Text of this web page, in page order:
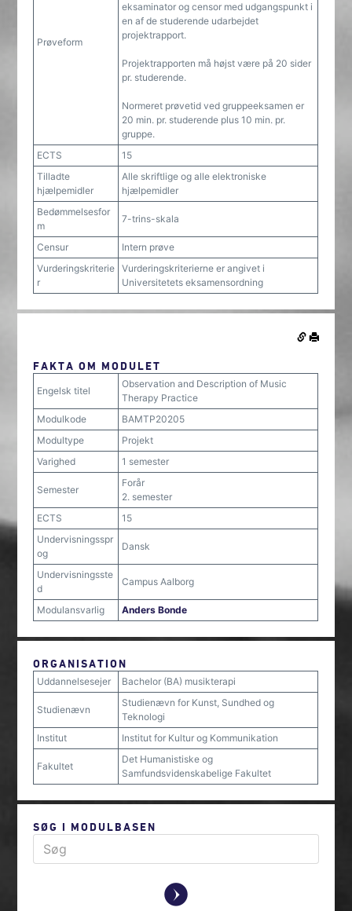
Prøveform
eksaminator og censor med udgangspunkt i
en af de studerende udarbejdet
projektrapport.
Projektrapporten må højst være på 20 sider
pr. studerende.
Normeret prøvetid ved gruppeeksamen er
20 min. pr. studerende plus 10 min. pr.
gruppe.
ECTS
15
Tilladte
hjælpemidler
Alle skriftlige og alle elektroniske
hjælpemidler
Bedømmelsesfor
m
7-trins-skala
Censur
Intern prøve
Vurderingskriterie
r
Vurderingskriterierne er angivet i
Universitetets eksamensordning
FAKTA OM MODULET
Engelsk titel
Observation and Description of Music
Therapy Practice
Modulkode
BAMTP20205
Modultype
Projekt
Varighed
1 semester
Semester
Forår
2. semester
ECTS
15
Undervisningsspr
og
Dansk
Undervisningsste
d
Campus Aalborg
Modulansvarlig Anders Bonde
ORGANISATION
Uddannelsesejer Bachelor (BA) musikterapi
Studienævn
Studienævn for Kunst, Sundhed og
Teknologi
Institut
Institut for Kultur og Kommunikation
Fakultet
Det Humanistiske og
Samfundsvidenskabelige Fakultet
SØG I MODULBASEN
y